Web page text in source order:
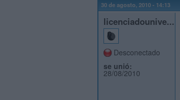
30 de agosto, 2010 - 14:13
licenciadounive...
Desconectado
se unió:
28/08/2010